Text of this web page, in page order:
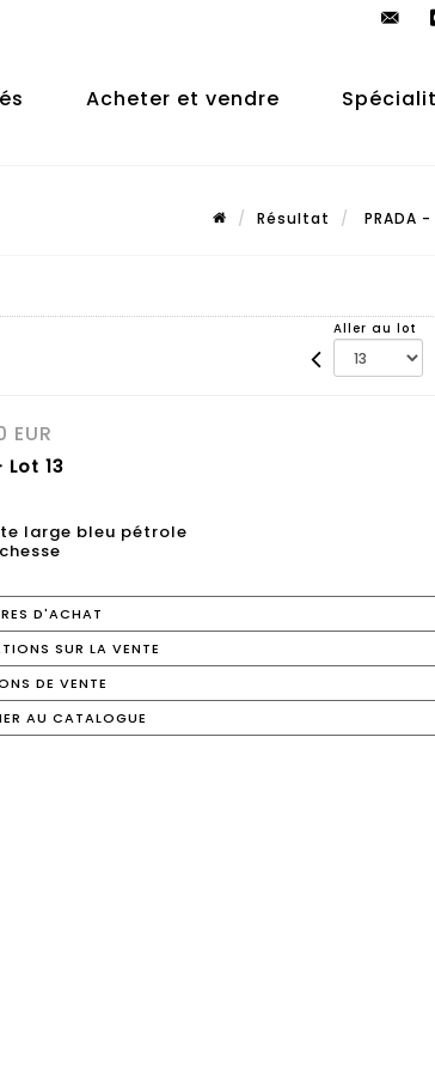
Acheter et vendre
Résultat PRADA -
Aller au lot
EUR
Lot 13
large bleu pétrole
D'ACHAT
SUR LA VENTE
DE VENTE
AU CATALOGUE